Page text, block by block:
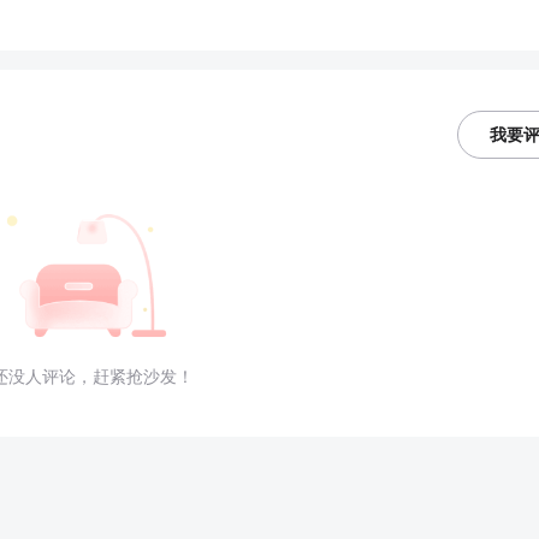
我要
没人评论，赶紧抢沙发！